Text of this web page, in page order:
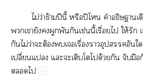
ไม่​ว่​ข้​ปี​ี้​​ปี​
​​​​​​​ช่​ี้​ื่​​ให้​
​ไม่​ว่​​ต้​​​ื่
ปี่​​​​​​​ด้
​